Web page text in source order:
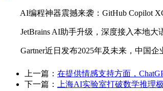
AI编程神器震撼来袭：GitHub Copilot
JetBrains AI助手升级，深度接入本地大
Gartner近日发布2025年及未来，中国企
上一篇： 在提供情感支持方面，
下一篇： 上海AI实验室打破数学推理